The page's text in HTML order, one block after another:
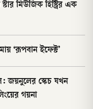
মিউজিক হিস্ট্রির এক
‘রূপবান ইফেক্ট’
জয়নুলের স্কেচ যখন
গয়না